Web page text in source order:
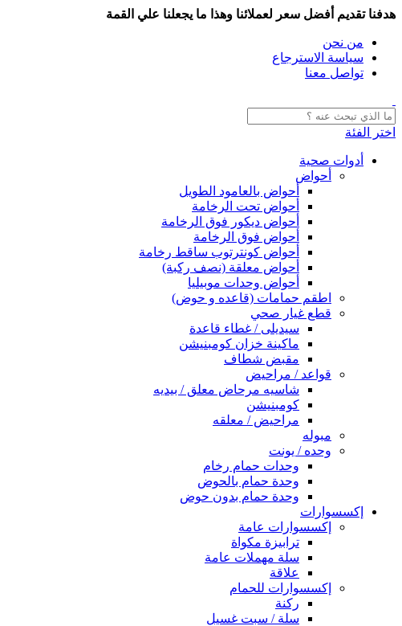
هدفنا تقديم أفضل سعر لعملائنا وهذا ما يجعلنا علي القمة
من نحن
سياسة الاسترجاع
تواصل معنا
اختر الفئة
أدوات صحية
أحواض
أحواض بالعامود الطويل
أحواض تحت الرخامة
أحواض ديكور فوق الرخامة
أحواض فوق الرخامة
أحواض كونترتوب ساقط رخامة
أحواض معلقة (نصف ركبة)
أحواض وحدات موبيليا
اطقم حمامات (قاعده و حوض)
قطع غيار صحي
سيديلى / غطاء قاعدة
ماكينة خزان كومبنيشن
مقبض شطاف
قواعد / مراحيض
شاسيه مرحاض معلق / بيديه
كومبنيشن
مراحيض / معلقه
مبوله
وحده / يونت
وحدات حمام رخام
وحدة حمام بالحوض
وحدة حمام بدون حوض
إكسسوارات
إكسسوارات عامة
ترابيزة مكواة
سلة مهملات عامة
علاقة
إكسسوارات للحمام
ركنة
سلة / سبت غسيل